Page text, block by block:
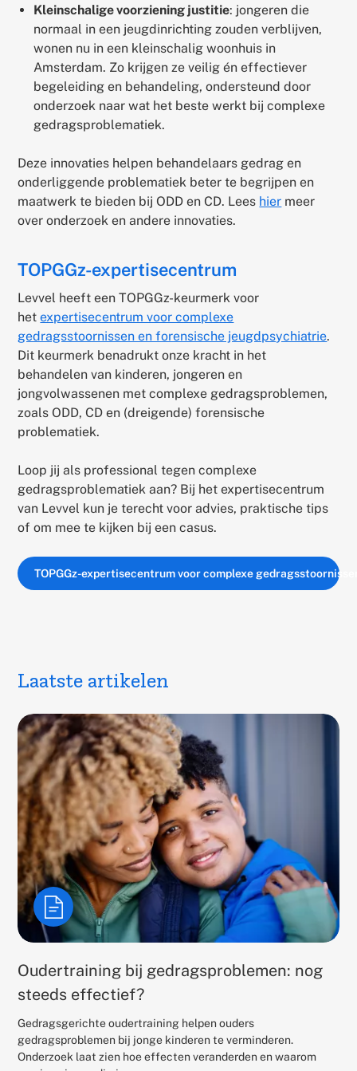
Kleinschalige voorziening justitie: jongeren die
normaal in een jeugdinrichting zouden verblijven,
wonen nu in een kleinschalig woonhuis in
Amsterdam. Zo krijgen ze veilig én effectiever
begeleiding en behandeling, ondersteund door
onderzoek naar wat het beste werkt bij complexe
gedragsproblematiek.
Deze innovaties helpen behandelaars gedrag en
onderliggende problematiek beter te begrijpen en
maatwerk te bieden bij ODD en CD. Lees hier meer
over onderzoek en andere innovaties.
TOPGGz-expertisecentrum
Levvel heeft een TOPGGz-keurmerk voor
hetexpertisecentrum voor complexe
gedragsstoornissen en forensische jeugdpsychiatrie.
Dit keurmerk benadrukt onze kracht in het
behandelen van kinderen, jongeren en
jongvolwassenen met complexe gedragsproblemen,
zoals ODD, CD en (dreigende) forensische
problematiek.
Loop jij als professional tegen complexe
gedragsproblematiek aan? Bij het expertisecentrum
van Levvel kun je terecht voor advies, praktische tips
of om mee te kijken bij een casus.
TOPGGz-expertisecentrum voor complexe
Laatste artikelen
Oudertraining bij gedragsproblemen: nog
steeds effectief?
Gedragsgerichte oudertraining helpen ouders
gedragsproblemen bij jonge kinderen te verminderen.
Onderzoek laat zien hoe effecten veranderden en waarom